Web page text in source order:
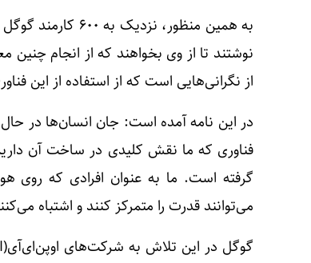
به همین منظور،
نوشتند تا از وی بخواهند که از انجام چنین
از نگرانی‌هایی است که از استفاده از این
در این نامه آمده است: جان انسان‌ها در
فناوری که ما نقش کلیدی در ساخت آن
گرفته است. ما به عنوان افرادی که روی
می‌توانند قدرت را متمرکز کنند و اشتباه